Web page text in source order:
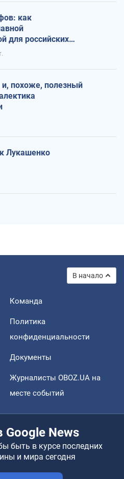
как
для российских
и, похоже, полезный
Лукашенко
В начало
Команда
Политика
конфиденциальности
Документы
Журналисты OBOZ.UA на
месте событий
Google News
быть в курсе последних
и мира сегодня